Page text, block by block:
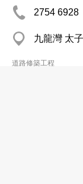
2754 6928
九龍灣 太
道路修築工程